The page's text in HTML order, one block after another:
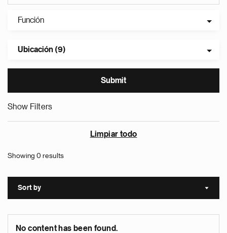
Función
Ubicación (9)
Show Filters
Limpiar todo
Showing 0 results
Sort by Sort
No content has been found.